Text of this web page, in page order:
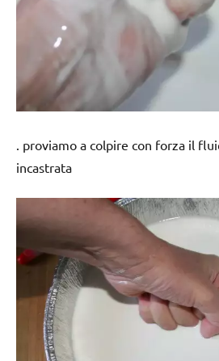
. proviamo a colpire con forza il
incastrata